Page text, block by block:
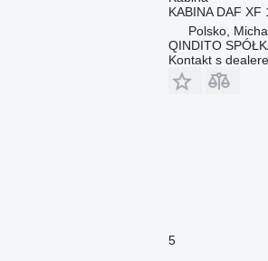
KABINA DAF XF
Polsko,
QINDITO
Kontakt s
5